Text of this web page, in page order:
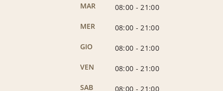
MAR
08:00 - 21:00
MER
08:00 - 21:00
GIO
08:00 - 21:00
VEN
08:00 - 21:00
SAB
08:00 - 21:00